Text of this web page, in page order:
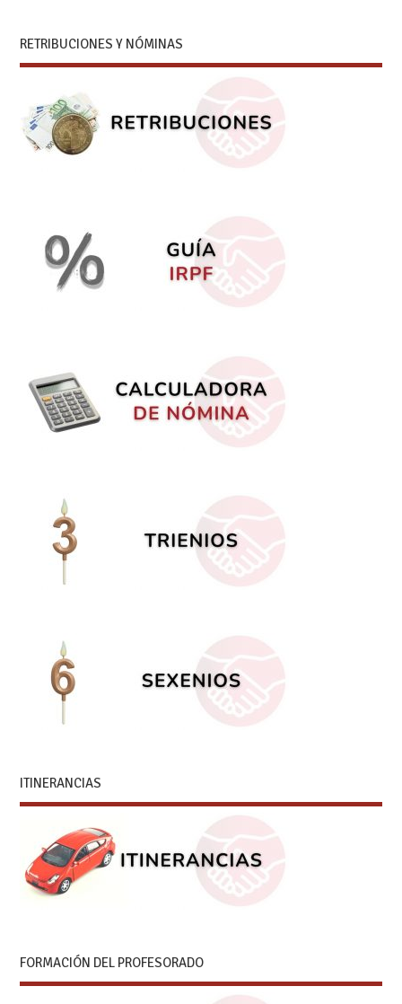
RETRIBUCIONES Y NÓMINAS
ITINERANCIAS
FORMACIÓN DEL PROFESORADO